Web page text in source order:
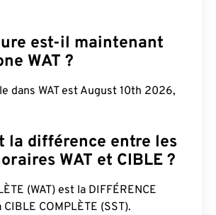
est-il maintenant
WAT ?
dans WAT est August 10th 2026,
la différence entre les
WAT et CIBLE ?
(WAT) est la DIFFÉRENCE
COMPLÈTE (SST).